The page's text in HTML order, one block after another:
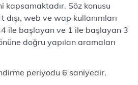
kapsamaktadır. Söz konusu
web ve wap kullanımları
ile başlayan ve 1 ile başlayan 3
doğru yapılan aramaları
periyodu 6 saniyedir.